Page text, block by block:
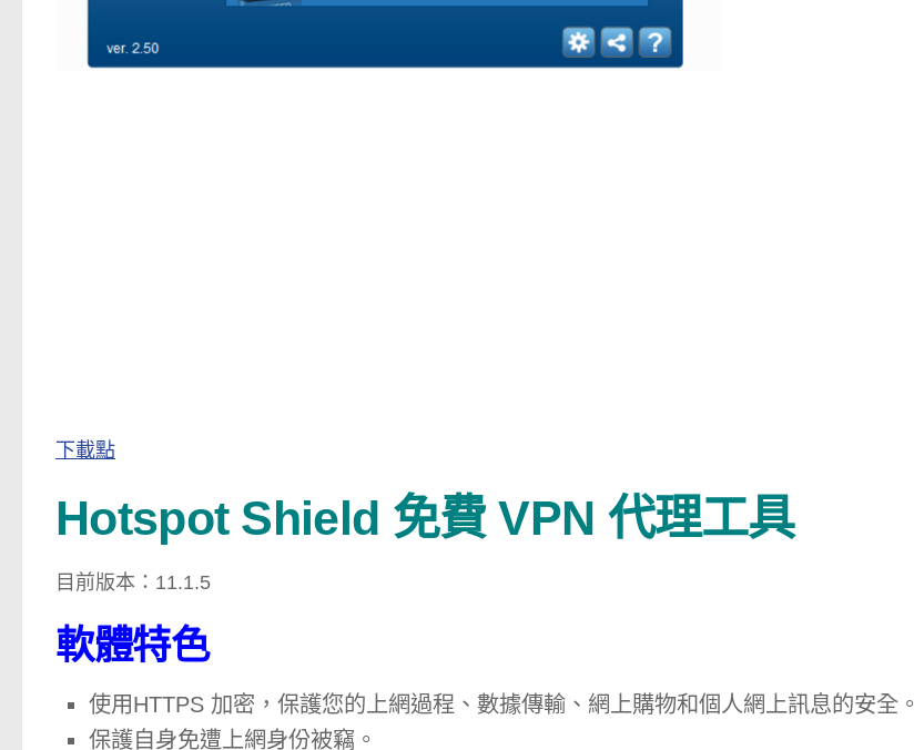
下載點
Hotspot Shield 免費 VPN 代理工具
目前版本：11.1.5
軟體特色
使用HTTPS 加密，保護您的上網過程、數據傳輸、網上購物和個人網上訊息的安全。
保護自身免遭上網身份被竊。